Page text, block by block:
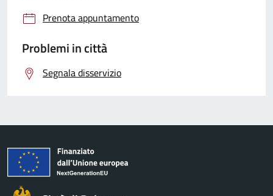
Prenota appuntamento
Problemi in città
Segnala disservizio